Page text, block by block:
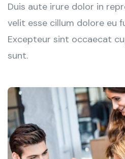
Duis aute irure dolor in
velit esse cillum dolore eu
Excepteur sint occaecat
sunt.